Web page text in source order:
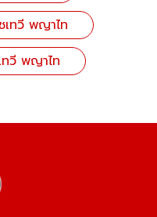
ทวี พญาไท
ทวี พญาไท